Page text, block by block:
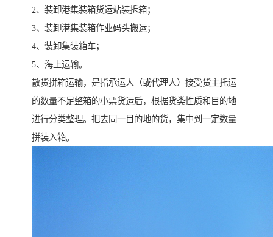
2、装卸港集装箱货运站装拆箱；
3、装卸港集装箱作业码头搬运；
4、装卸集装箱车；
5、海上运输。
散货拼箱运输，是指承运人（或代理人）接受货主托运
的数量不足整箱的小票货运后，根据货类性质和目的地
进行分类整理。把去同一目的地的货，集中到一定数量
拼装入箱。